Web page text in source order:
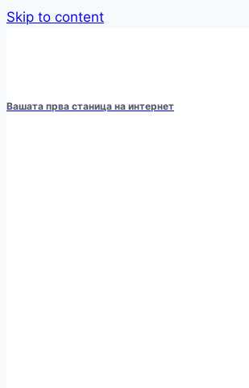
Skip to content
Вашата прва станица на интернет